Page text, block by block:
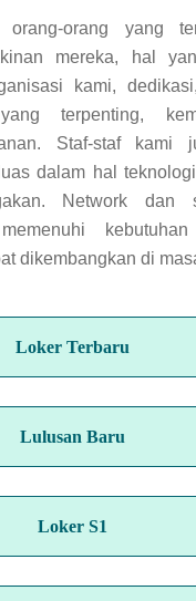
orang yang
mereka, hal
kami,
terpenting,
Staf-staf kami
dalam hal
Network dan
dikembangkan di
Loker Terbaru
Lulusan Baru
Loker S1